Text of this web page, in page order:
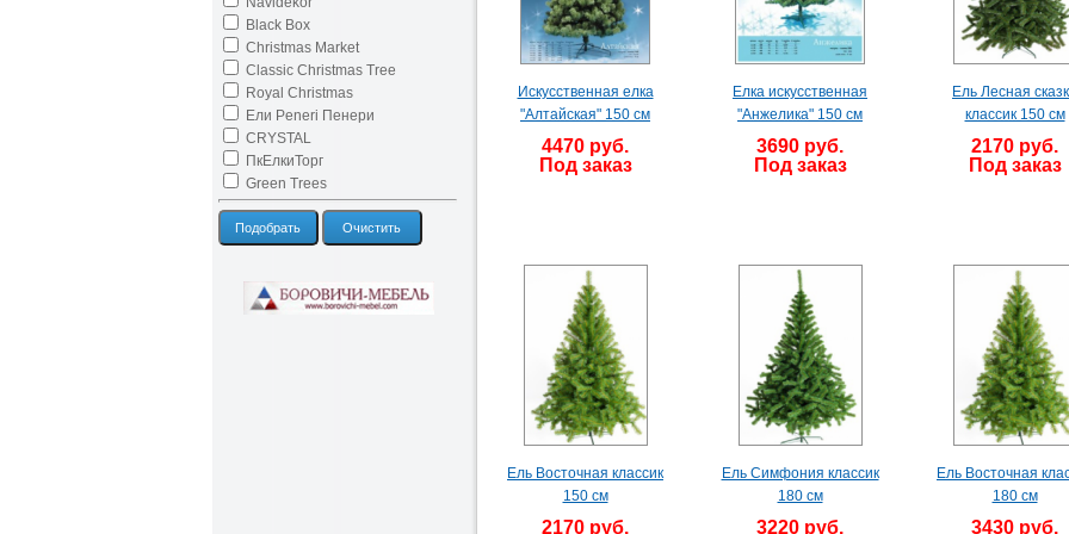
Black Box
Christmas Market
Classic Christmas Tree
Royal Christmas
Ели Peneri Пенери
CRYSTAL
ПкЕлкиТорг
Green Trees
Подобрать Очистить
Искусственная елка
"Алтайская" 150 см
4470 руб.
Под заказ
Елка искусственная
"Анжелика" 150 см
3690 руб.
Под заказ
Ель Лесная
классик 150 см
2170 руб.
Под заказ
Ель Восточная классик
150 см
2170 руб.
Ель Симфония классик
180 см
3220 руб.
Ель Восточная
180 см
3430 руб.